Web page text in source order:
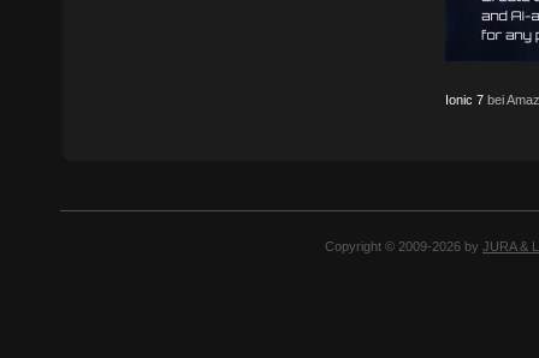
Ionic 7 bei
Copyright © 2009-2026 by JURA &